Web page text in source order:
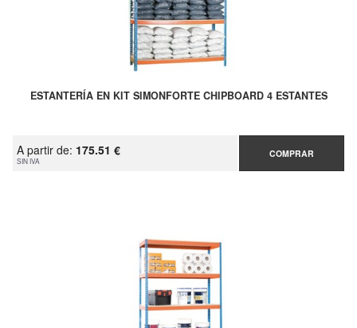
ESTANTERÍA EN KIT SIMONFORTE CHIPBOARD 4 ESTANTES
A partir de: 175.51 €
SIN IVA
COMPRAR